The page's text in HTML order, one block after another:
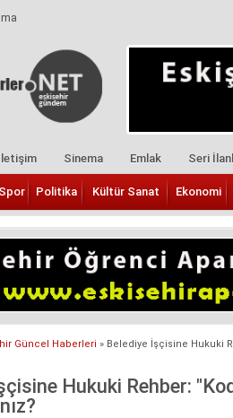
Sinema Emlak Seri
Spor Politika Kültür Sanat Ekonomi
Güncel Haberleri » Belediye İşçisine Hukuki
Hukuki Rehber: